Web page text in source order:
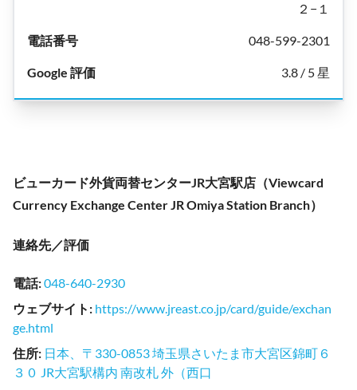
２−１
048-599-2301
3.8 / 5 星
ビューカード外貨両替センターJR大宮駅店（Viewcard
Currency Exchange Center JR Omiya Station Branch）
連絡先／評価
電話:048-640-2930
ウェブサイト : https://www.jreast.co.jp/card/guide/exchan
ge.html
住所: 日本、〒330-0853 埼玉県さいたま市大宮区錦町６
３０ JR大宮駅構内 南改札 外（西口